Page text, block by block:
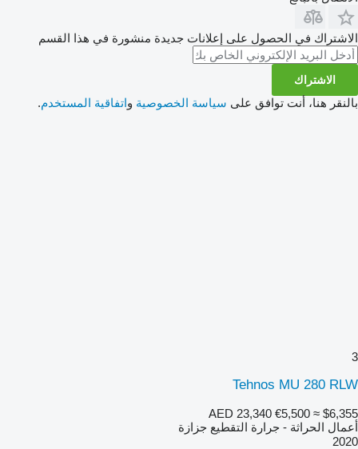
الاشتراك في الحصول على إعلانات جديدة منشورة في هذا القسم
الاشتراك
بالنقر هنا، أنت توافق على سياسة الخصوصية واتفاقية المستخدم.
3
Tehnos MU 280 RLW
AED 23,340 €5,500 ≈ $6,355
أعمال الحراثة - جرارة التقطيع جزازة
2020